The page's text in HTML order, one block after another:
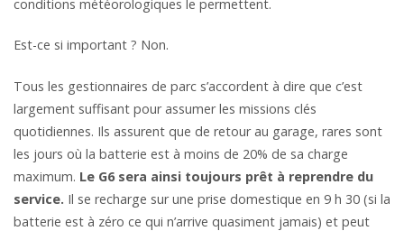
conditions météorologiques le permettent.
Est-ce si important ? Non.
Tous les gestionnaires de parc s’accordent à dire que c’est
largement suffisant pour assumer les missions clés
quotidiennes. Ils assurent que de retour au garage, rares sont
les jours où la batterie est à moins de 20% de sa charge
maximum. Le G6 sera ainsi toujours prêt à reprendre du
service. Il se recharge sur une prise domestique en 9 h 30 (si la
batterie est à zéro ce qui n’arrive quasiment jamais) et peut